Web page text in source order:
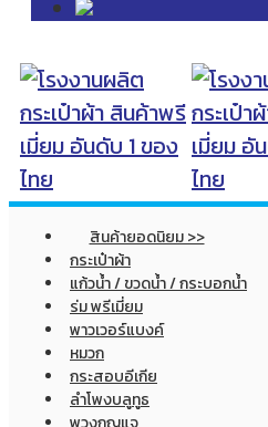
สินค้ายอดนิยม >>
กระเป๋าผ้า
แก้วน้ำ / ขวดน้ำ / กระบอกน้ำ
ร่ม พรีเมี่ยม
พาวเวอร์แบงค์
หมวก
กระสอบอีเกีย
ลำโพงบลูทูธ